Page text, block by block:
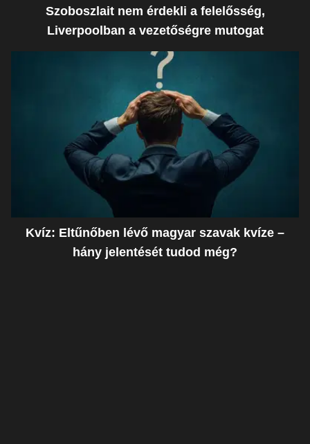
Szoboszlait nem érdekli a felelősség,
Liverpoolban a vezetőségre mutogat
Kvíz: Eltűnőben lévő magyar szavak kvíze –
hány jelentését tudod még?